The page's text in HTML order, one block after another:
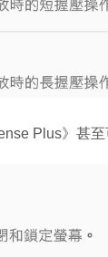
Plus》甚至